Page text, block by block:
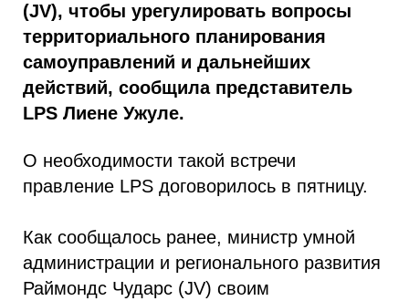
(JV), чтобы урегулировать вопросы
территориального планирования
самоуправлений и дальнейших
действий, сообщила представитель
LPS Лиене Ужуле.
О необходимости такой встречи
правление LPS договорилось в пятницу.
Как сообщалось ранее, министр умной
администрации и регионального развития
Раймондс Чударс (JV) своим